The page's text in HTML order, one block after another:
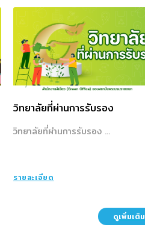
วิทยาลัยที่ผ่านการรับรอง
วิทยาลัยที่ผ่านการรับรอง ...
รายละเอียด
ดูเพิ่มเติม